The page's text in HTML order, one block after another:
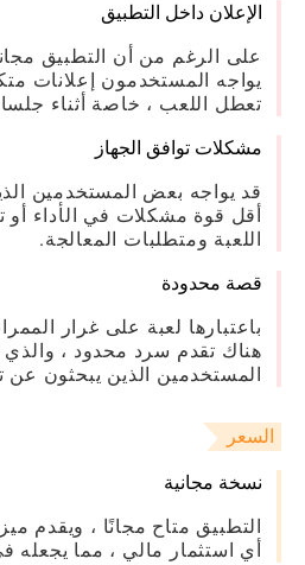
الإعلان داخل التطبيق
على الرغم من أن التطبيق
يواجه المستخدمون إعلانات
تعطل اللعب ، خاصة أثناء
مشكلات توافق الجهاز
قد يواجه بعض المستخدمين
أقل قوة مشكلات في الأداء
اللعبة ومتطلبات المعالجة.
قصة محدودة
باعتبارها لعبة على غرار
هناك تقدم سرد محدود ،
المستخدمين الذين يبحثون عن
السعر
نسخة مجانية
التطبيق متاح مجانًا ، ويقدم
أي استثمار مالي ، مما يجعله